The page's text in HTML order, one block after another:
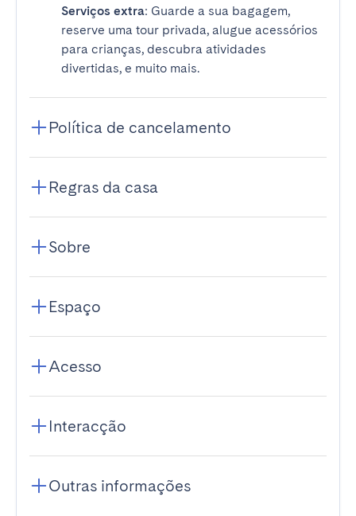
Serviços extra: Guarde a sua bagagem,
reserve uma tour privada, alugue acessórios
para crianças, descubra atividades
divertidas, e muito mais.
Política de cancelamento
Regras da casa
Sobre
Espaço
Acesso
Interacção
Outras informações